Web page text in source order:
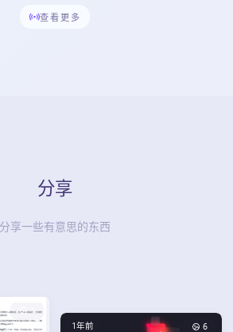
查看更多
分享
分享一些有意思的东西
1
1年前
6